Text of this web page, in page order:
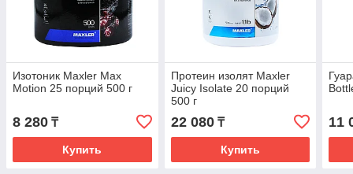
Изотоник Maxler Max
Motion 25 порций 500 г
8 280 ₸
Купить
Протеин изолят Maxler
Juicy Isolate 20 порций
500 г
22 080₸
Купить
11